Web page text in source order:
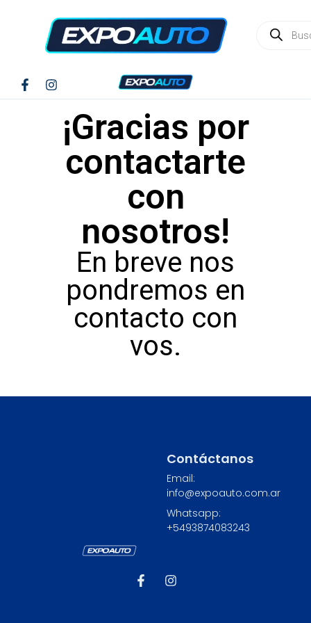
¡Gracias por
contactarte
con
nosotros!
En breve nos
pondremos en
contacto con
vos.
Contáctanos
Email:
info@expoauto.com.ar
Whatsapp:
+5493874083243